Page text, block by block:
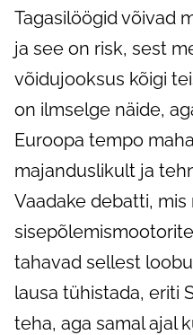
Tagasilöögid võivad
ja see on risk, sest
võidujooksus kõigi
on ilmselge näide,
Euroopa tempo
majanduslikult ja
Vaadake debatti, mis
tahavad sellest
lausa tühistada, eriti
teha, aga samal ajal